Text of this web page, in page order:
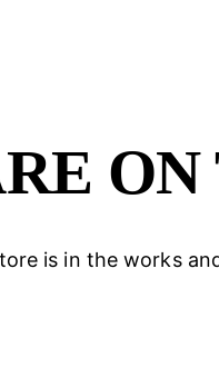
is in the works